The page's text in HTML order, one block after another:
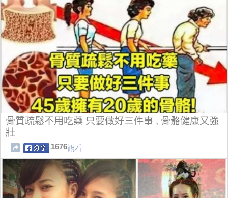
骨質疏鬆不用吃藥 只要做好三件事 , 骨骼健康又強
壯
1676觀看